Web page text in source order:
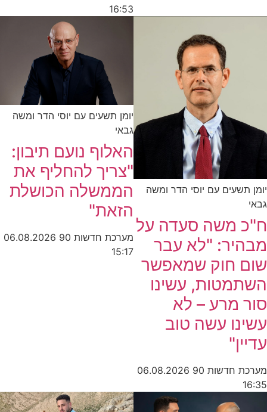
16:53
יומן תשעים עם יוסי הדר ומשה
גבאי
ח"כ משה סעדה על
מבהיר: "לא עבר
שום חוק שמאפשר
השתמטות, עשינו
סור מרע – לא
עשינו עשה טוב
עדיין"
מערכת חדשות 90
06.08.2026
16:35
יומן תשעים עם יוסי הדר ומשה
גבאי
האלוף נועם תיבון:
"צריך להחליף את
הממשלה הכושלת
הזאת"
מערכת חדשות 90
06.08.2026
15:17